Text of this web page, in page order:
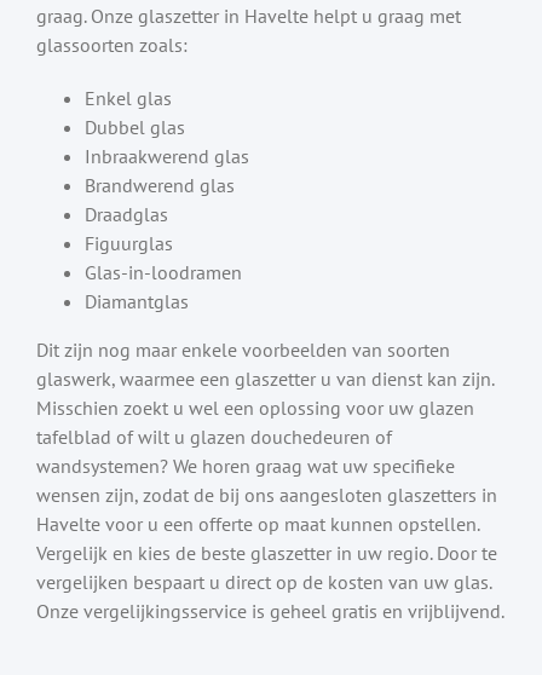
graag. Onze glaszetter in Havelte helpt u graag met
glassoorten zoals:
Enkel glas
Dubbel glas
Inbraakwerend glas
Brandwerend glas
Draadglas
Figuurglas
Glas-in-loodramen
Diamantglas
Dit zijn nog maar enkele voorbeelden van soorten
glaswerk, waarmee een glaszetter u van dienst kan zijn.
Misschien zoekt u wel een oplossing voor uw glazen
tafelblad of wilt u glazen douchedeuren of
wandsystemen? We horen graag wat uw specifieke
wensen zijn, zodat de bij ons aangesloten glaszetters in
Havelte voor u een offerte op maat kunnen opstellen.
Vergelijk en kies de beste glaszetter in uw regio. Door te
vergelijken bespaart u direct op de kosten van uw glas.
Onze vergelijkingsservice is geheel gratis en vrijblijvend.